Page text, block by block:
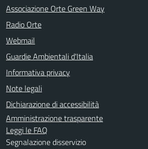
Associazione Orte Green Way
Radio Orte
Webmail
Guardie Ambientali d'Italia
Informativa privacy
Note legali
Dichiarazione di accessibilità
Amministrazione trasparente
Leggi le FAQ
Segnalazione disservizio